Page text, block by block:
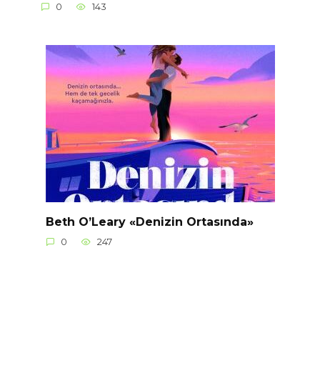
0 143
Beth O’Leary «Denizin Ortasında»
0 247